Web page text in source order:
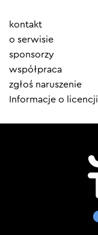
Element
menu
kontakt
o serwisie
sponsorzy
współpraca
zgłoś naruszenie
Informacje o licencji